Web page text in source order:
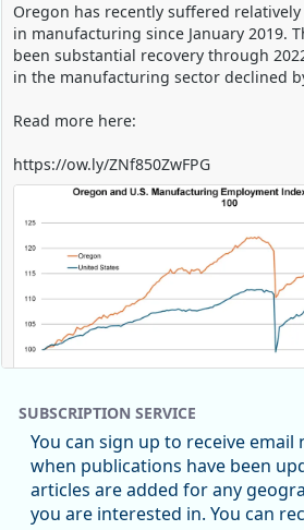
Oregon has recently suffered
in manufacturing since January 2019.
been substantial recovery through
in the manufacturing sector declined
Read more here:
https://ow.ly/ZNf850ZwFPG
Replies: 0Reposts: 0Likes: 0
SUBSCRIPTION SERVICE
You can sign up to receive
when publications have been
articles are added for any
you are interested in. You can